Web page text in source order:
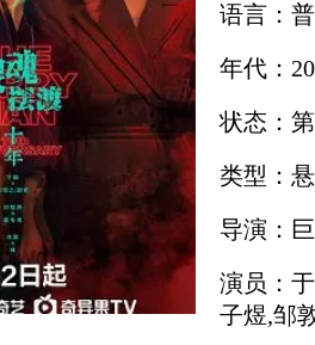
语言：
年代：
状态：
类型：
导演：
演员：
子煜,邹